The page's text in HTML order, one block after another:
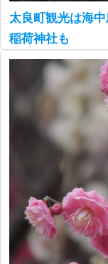
太良町観光は海
稲荷神社も